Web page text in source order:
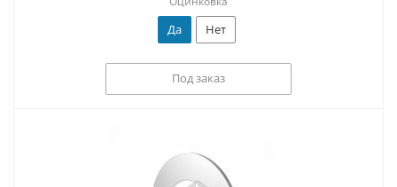
Да Нет
Под заказ